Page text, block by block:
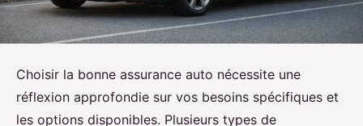
Choisir la bonne assurance auto nécessite une
réflexion approfondie sur vos besoins spécifiques et
les options disponibles. Plusieurs types de